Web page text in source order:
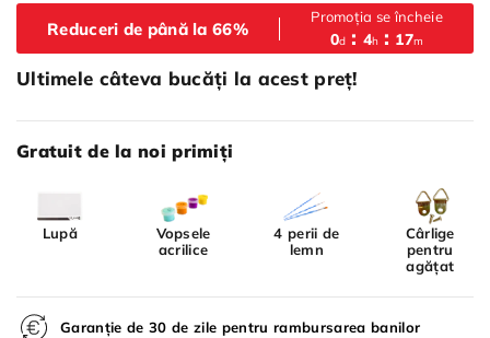
Reduceri de până la 66%
Promoția se încheie
0d 4h 17m
Ultimele câteva bucăți la acest preț!
Gratuit de la noi primiți
Lupă
Vopsele
acrilice
4 perii de
lemn
Cârlige
pentru
agățat
Garanție de 30 de zile pentru rambursarea banilor